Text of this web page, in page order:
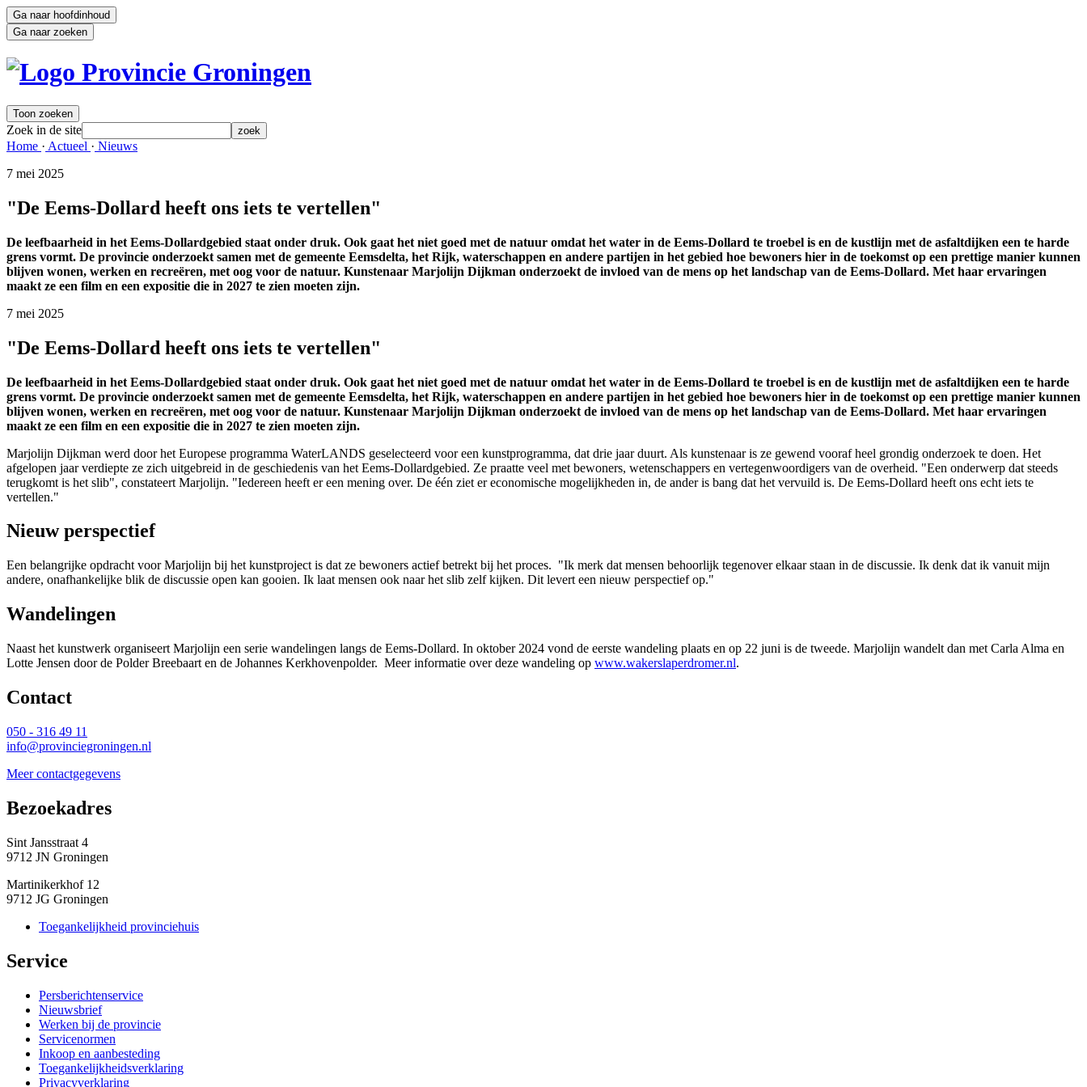
Ga naar hoofdinhoud
Ga naar zoeken
Toon zoeken
Zoek in de site zoek
Home · Actueel · Nieuws
7 mei 2025
"De Eems-Dollard heeft ons iets te vertellen"
De leefbaarheid in het Eems-Dollardgebied staat onder druk. Ook gaat het niet goed met de natuur omdat het water in de Eems-Dollard te troebel is en de kustlijn met de asfaltdijken een te harde
grens vormt. De provincie onderzoekt samen met de gemeente Eemsdelta, het Rijk, waterschappen en andere partijen in het gebied hoe bewoners hier in de toekomst op een prettige manier kunnen
blijven wonen, werken en recreëren, met oog voor de natuur. Kunstenaar Marjolijn Dijkman onderzoekt de invloed van de mens op het landschap van de Eems-Dollard. Met haar ervaringen
maakt ze een film en een expositie die in 2027 te zien moeten zijn.
7 mei 2025
"De Eems-Dollard heeft ons iets te vertellen"
De leefbaarheid in het Eems-Dollardgebied staat onder druk. Ook gaat het niet goed met de natuur omdat het water in de Eems-Dollard te troebel is en de kustlijn met de asfaltdijken een te harde
grens vormt. De provincie onderzoekt samen met de gemeente Eemsdelta, het Rijk, waterschappen en andere partijen in het gebied hoe bewoners hier in de toekomst op een prettige manier kunnen
blijven wonen, werken en recreëren, met oog voor de natuur. Kunstenaar Marjolijn Dijkman onderzoekt de invloed van de mens op het landschap van de Eems-Dollard. Met haar ervaringen
maakt ze een film en een expositie die in 2027 te zien moeten zijn.
Marjolijn Dijkman werd door het Europese programma WaterLANDS geselecteerd voor een kunstprogramma, dat drie jaar duurt. Als kunstenaar is ze gewend vooraf heel grondig onderzoek te doen. Het
afgelopen jaar verdiepte ze zich uitgebreid in de geschiedenis van het Eems-Dollardgebied. Ze praatte veel met bewoners, wetenschappers en vertegenwoordigers van de overheid. "Een onderwerp dat steeds
terugkomt is het slib", constateert Marjolijn. "Iedereen heeft er een mening over. De één ziet er economische mogelijkheden in, de ander is bang dat het vervuild is. De Eems-Dollard heeft ons echt iets te
vertellen."
Nieuw perspectief
Een belangrijke opdracht voor Marjolijn bij het kunstproject is dat ze bewoners actief betrekt bij het proces. "Ik merk dat mensen behoorlijk tegenover elkaar staan in de discussie. Ik denk dat ik vanuit mijn
andere, onafhankelijke blik de discussie open kan gooien. Ik laat mensen ook naar het slib zelf kijken. Dit levert een nieuw perspectief op."
Wandelingen
Naast het kunstwerk organiseert Marjolijn een serie wandelingen langs de Eems-Dollard. In oktober 2024 vond de eerste wandeling plaats en op 22 juni is de tweede. Marjolijn wandelt dan met Carla Alma en
Lotte Jensen door de Polder Breebaart en de Johannes Kerkhovenpolder. Meer informatie over deze wandeling op www.wakerslaperdromer.nl.
Contact
050 - 316 49 11
info@provinciegroningen.nl
Meer contactgegevens
Bezoekadres
Sint Jansstraat 4
9712 JN Groningen
Martinikerkhof 12
9712 JG Groningen
Toegankelijkheid provinciehuis
Service
Persberichtenservice
Nieuwsbrief
Werken bij de provincie
Servicenormen
Inkoop en aanbesteding
Toegankelijkheidsverklaring
Privacyverklaring